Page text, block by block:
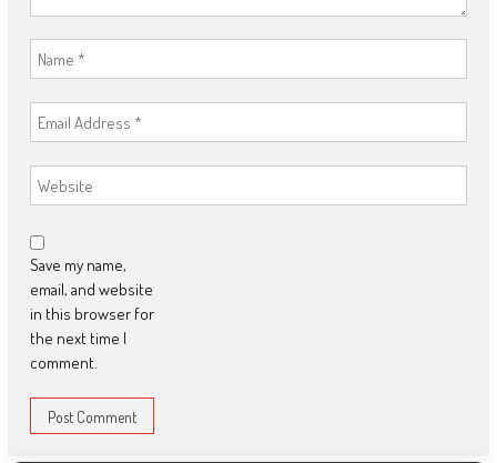
Save my name,
email, and website
in this browser for
the next time I
comment.